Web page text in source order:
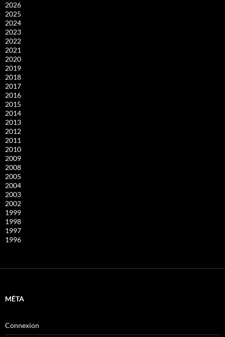
2026
2025
2024
2023
2022
2021
2020
2019
2018
2017
2016
2015
2014
2013
2012
2011
2010
2009
2008
2005
2004
2003
2002
1999
1998
1997
1996
MÉTA
Connexion